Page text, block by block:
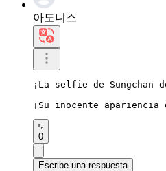
아도니스
¡La selfie de
¡Su inocente apariencia
0
Escribe una respuesta